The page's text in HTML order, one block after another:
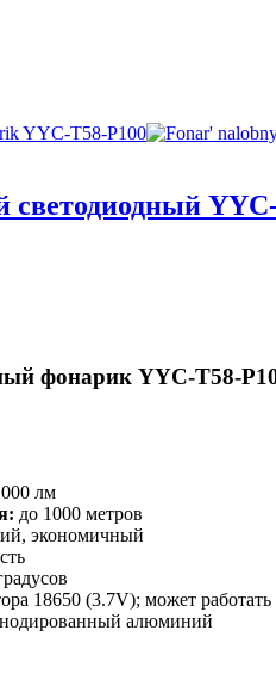
фонарик YYC-T58-
лм
до 1000 метров
экономичный
18650 (3.7V); может
алюминий